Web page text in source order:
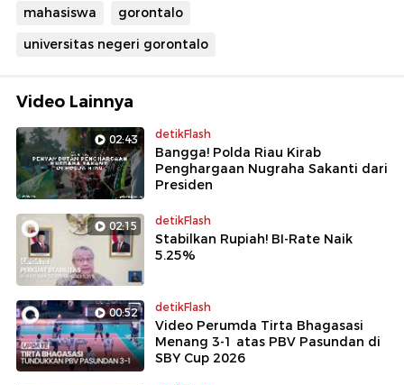
mahasiswa
gorontalo
universitas negeri gorontalo
Video Lainnya
02:43 detikFlash
Bangga! Polda Riau Kirab
Penghargaan Nugraha Sakanti dari
Presiden
02:15 detikFlash
Stabilkan Rupiah! BI-Rate Naik
5.25%
00:52 detikFlash
Video Perumda Tirta Bhagasasi
Menang 3-1 atas PBV Pasundan di
SBY Cup 2026